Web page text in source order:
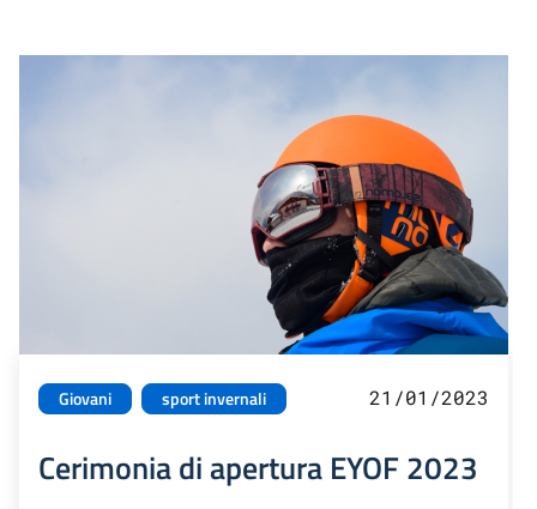
Giovani sport invernali 21/01/2023
Cerimonia di apertura EYOF 2023